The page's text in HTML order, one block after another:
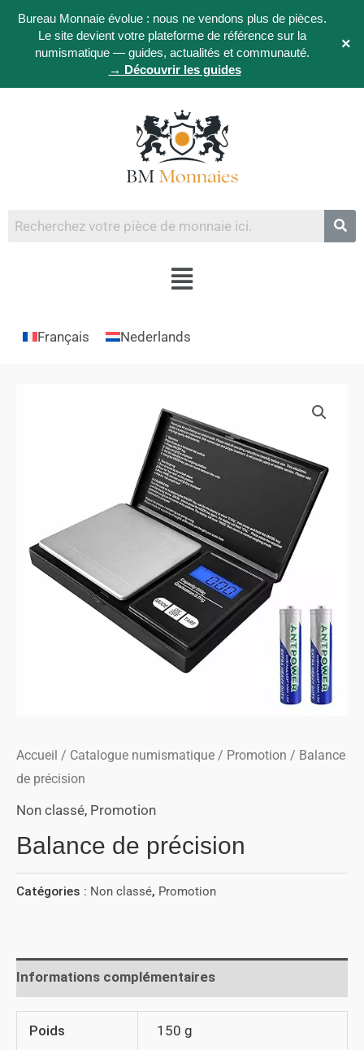
Bureau Monnaie évolue : nous ne vendons plus de pièces.
Le site devient votre plateforme de référence sur la
numismatique — guides, actualités et communauté.
→ Découvrir les guides
×
Français Nederlands
Accueil / Catalogue numismatique / Promotion / Balance
de précision
Non classé, Promotion
Balance de précision
Catégories : Non classé, Promotion
Informations complémentaires
Poids 150 g